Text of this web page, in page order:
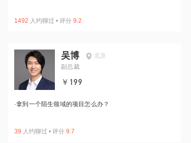
1492 人约聊过 • 评分 9.2
吴博
北京
副总裁
￥199
·拿到一个陌生领域的项目怎么办？
39 人约聊过 • 评分 9.7